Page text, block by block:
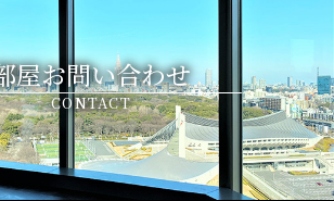
屋お問い合わせ
CONTACT